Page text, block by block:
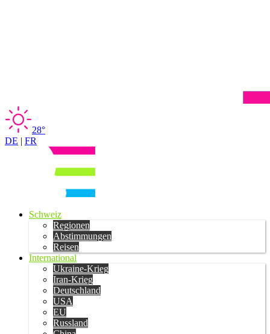
28°
DE | FR
Schweiz
Regionen
Abstimmungen
Reisen
International
Ukraine-Krieg
Iran-Krieg
Deutschland
USA
EU
Russland